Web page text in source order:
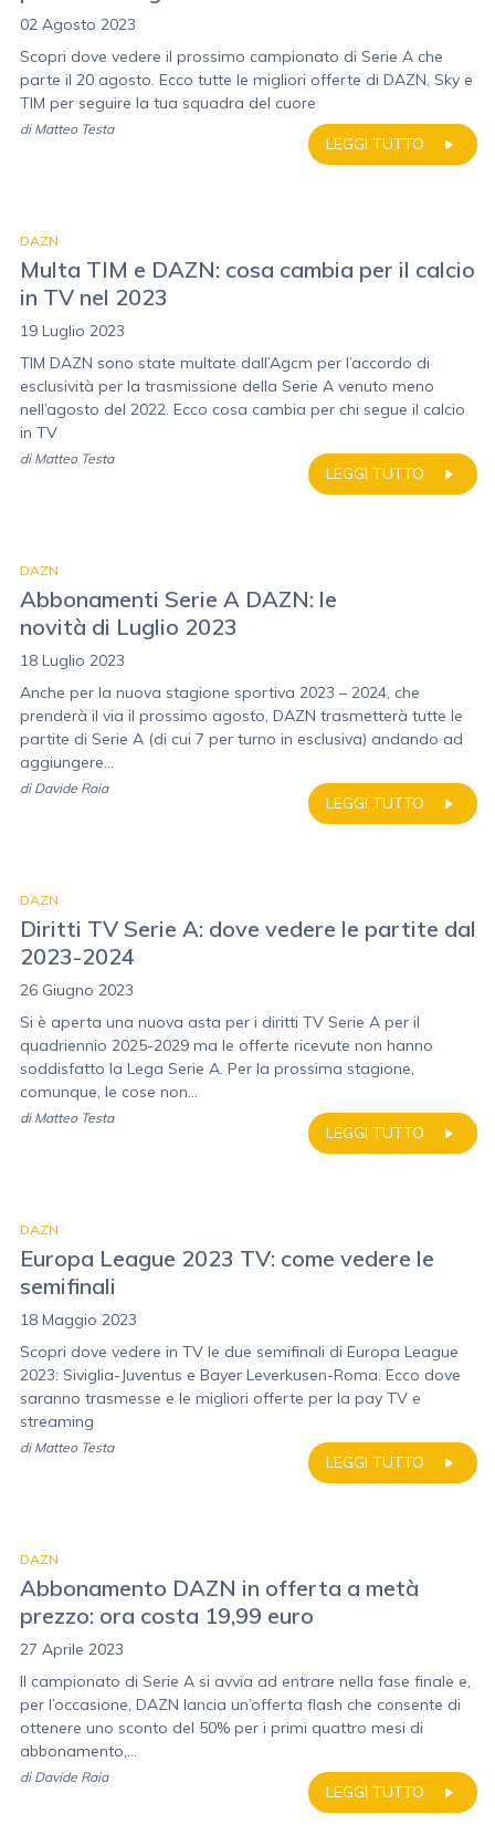
02 Agosto 2023
Scopri dove vedere il prossimo campionato di Serie A che
parte il 20 agosto. Ecco tutte le migliori offerte di DAZN, Sky e
TIM per seguire la tua squadra del cuore
LEGGI TUTTO
di Matteo Testa
DAZN
Multa TIM e DAZN: cosa cambia per il calcio
in TV nel 2023
19 Luglio 2023
TIM DAZN sono state multate dall’Agcm per l’accordo di
esclusività per la trasmissione della Serie A venuto meno
nell’agosto del 2022. Ecco cosa cambia per chi segue il calcio
in TV
LEGGI TUTTO
di Matteo Testa
DAZN
Abbonamenti Serie A DAZN: le
novità di Luglio 2023
18 Luglio 2023
Anche per la nuova stagione sportiva 2023 – 2024, che
prenderà il via il prossimo agosto, DAZN trasmetterà tutte le
partite di Serie A (di cui 7 per turno in esclusiva) andando ad
aggiungere...
LEGGI TUTTO
di Davide Raia
DAZN
Diritti TV Serie A: dove vedere le partite dal
2023-2024
26 Giugno 2023
Si è aperta una nuova asta per i diritti TV Serie A per il
quadriennio 2025-2029 ma le offerte ricevute non hanno
soddisfatto la Lega Serie A. Per la prossima stagione,
comunque, le cose non...
LEGGI TUTTO
di Matteo Testa
DAZN
Europa League 2023 TV: come vedere le
semifinali
18 Maggio 2023
Scopri dove vedere in TV le due semifinali di Europa League
2023: Siviglia-Juventus e Bayer Leverkusen-Roma. Ecco dove
saranno trasmesse e le migliori offerte per la pay TV e
streaming
LEGGI TUTTO
di Matteo Testa
DAZN
Abbonamento DAZN in offerta a metà
prezzo: ora costa 19,99 euro
27 Aprile 2023
Il campionato di Serie A si avvia ad entrare nella fase finale e,
per l’occasione, DAZN lancia un’offerta flash che consente di
ottenere uno sconto del 50% per i primi quattro mesi di
abbonamento,...
LEGGI TUTTO
di Davide Raia